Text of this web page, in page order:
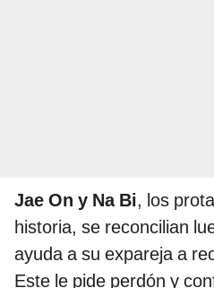
Jae On y Na Bi, los
historia, se reconcilian
ayuda a su expareja a
Este le pide perdón y